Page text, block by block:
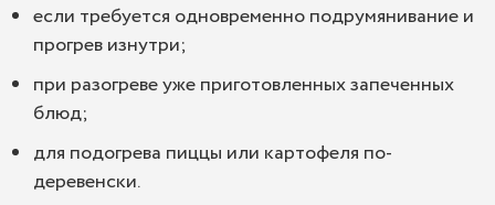
если требуется одновременно подрумянивание и
прогрев изнутри;
при разогреве уже приготовленных запеченных
блюд;
для подогрева пиццы или картофеля по-
деревенски.